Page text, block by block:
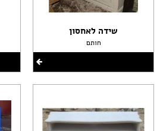
שידה לאחסון
חותם